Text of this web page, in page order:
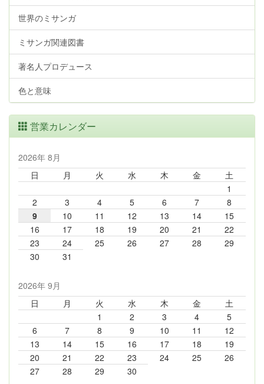
世界のミサンガ
ミサンガ関連図書
著名人プロデュース
色と意味
営業カレンダー
2026年 8月
日
月 火 水 木 金
土
1
2
3 4 5 6 7
8
9
10 11 12 13 14
15
16
17 18 19 20 21
22
23
24 25 26 27 28
29
30
31
2026年 9月
日
月 火 水 木 金
土
1
2 3 4
5
6
7 8 9 10 11
12
13
14 15 16 17 18
19
20
21 22 23 24 25
26
27
28 29 30